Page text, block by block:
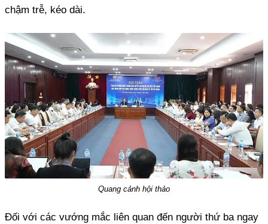
chậm trễ, kéo dài.
Quang cảnh hội thảo
Đối với các vướng mắc liên quan đến người thứ ba ngay